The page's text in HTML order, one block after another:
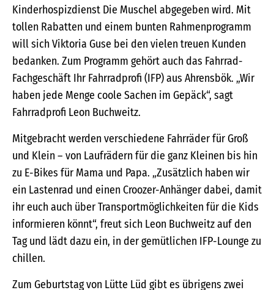
Kinderhospizdienst Die Muschel abgegeben wird. Mit
tollen Rabatten und einem bunten Rahmenprogramm
will sich Viktoria Guse bei den vielen treuen Kunden
bedanken. Zum Programm gehört auch das Fahrrad-
Fachgeschäft Ihr Fahrradprofi (IFP) aus Ahrensbök. „Wir
haben jede Menge coole Sachen im Gepäck“, sagt
Fahrradprofi Leon Buchweitz.
Mitgebracht werden verschiedene Fahrräder für Groß
und Klein – von Laufrädern für die ganz Kleinen bis hin
zu E-Bikes für Mama und Papa. „Zusätzlich haben wir
ein Lastenrad und einen Croozer-Anhänger dabei, damit
ihr euch auch über Transportmöglichkeiten für die Kids
informieren könnt“, freut sich Leon Buchweitz auf den
Tag und lädt dazu ein, in der gemütlichen IFP-Lounge zu
chillen.
Zum Geburtstag von Lütte Lüd gibt es übrigens zwei